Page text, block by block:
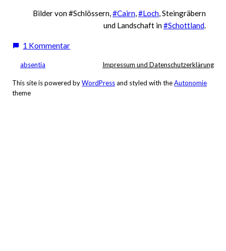
Bilder von #Schlössern,#Cairn,#Loch, Steingräbern
und Landschaft in#Schottland.
1 Kommentarzu
2016
absentia Impressum und Datenschutzerklärung
This site is powered byWordPressand styled with theAutonomie
theme